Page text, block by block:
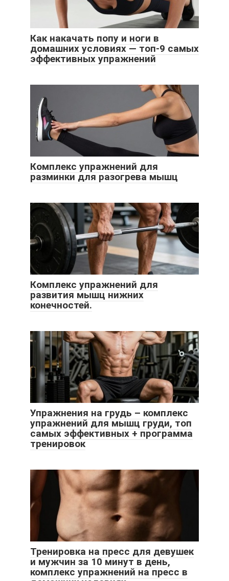
Как накачать попу и ноги в
домашних условиях — топ-9 самых
эффективных упражнений
Комплекс упражнений для
разминки для разогрева мышц
Комплекс упражнений для
развития мышц нижних
конечностей.
Упражнения на грудь – комплекс
упражнений для мышц груди, топ
самых эффективных + программа
тренировок
Тренировка на пресс для девушек
и мужчин за 10 минут в день,
комплекс упражнений на пресс в